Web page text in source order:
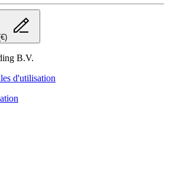
B.V.
d'utilisation